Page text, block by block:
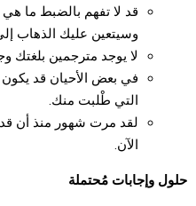
قد لا تفهم بالضبط ما
وسيتعين عليك الذهاب
لا يوجد مترجمين بلغتك
في بعض الأحيان قد
التي طْلبت منك.
لقد مرت شهور منذ أن
الآن.
حلول وإجابات مُحتملة